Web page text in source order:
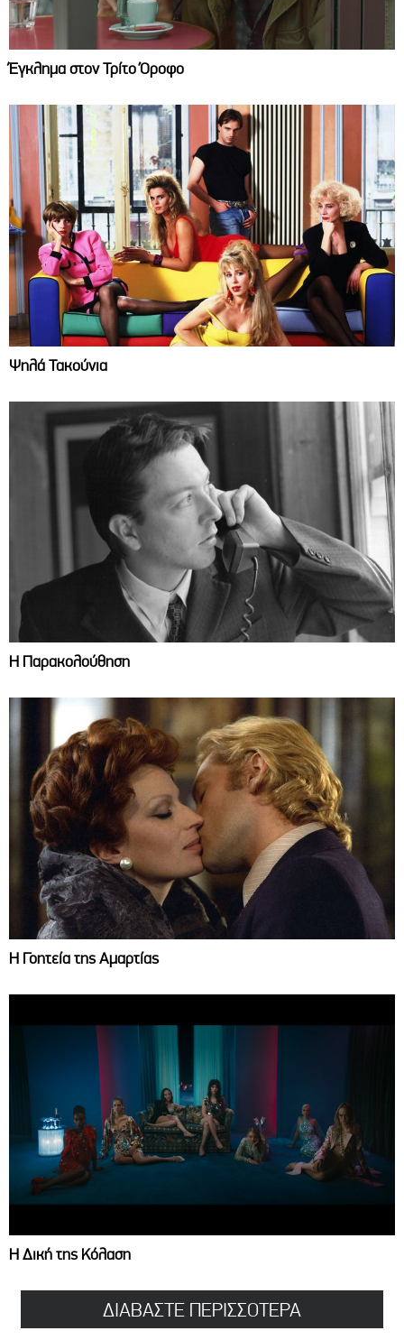
Έγκλημα στον Τρίτο Όροφο
Ψηλά Τακούνια
Η Παρακολούθηση
Η Γοητεία της Αμαρτίας
Η Δική της Κόλαση
ΔΙΑΒΑΣΤΕ ΠΕΡΙΣΣΟΤΕΡΑ